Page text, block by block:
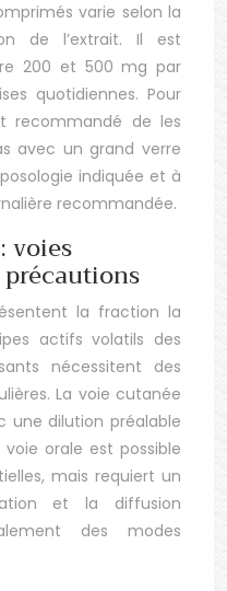
varie selon la
de l’extrait. Il est
200 et 500 mg par
quotidiennes. Pour
recommandé de les
avec un grand verre
indiquée et à
recommandée.
voies
la fraction la
actifs volatils des
nécessitent des
La voie cutanée
une dilution préalable
orale est possible
mais requiert un
et la diffusion
des modes